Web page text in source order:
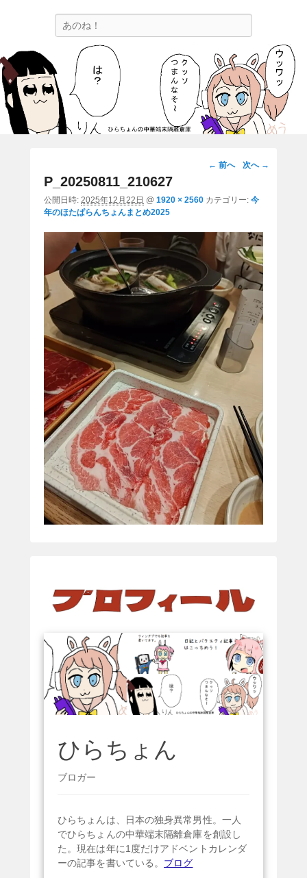
ひらちょんの中華端末隔離倉庫
ほたがページ上部にある検索バーを消してくれたサイトです。
画
ー
シ
ョ
ン
← 前へ 次へ →
P_20250811_210627
公開日時: 2025年12月22日 @ 1920 × 2560 カテゴリー: 今
年のほたぱらんちょんまとめ2025
ひらちょん
ブロガー
ひらちょんは、日本の独身異常男性。一人
でひらちょんの中華端末隔離倉庫を創設し
た。現在は年に1度だけアドベントカレンダ
ーの記事を書いている。 ブログ